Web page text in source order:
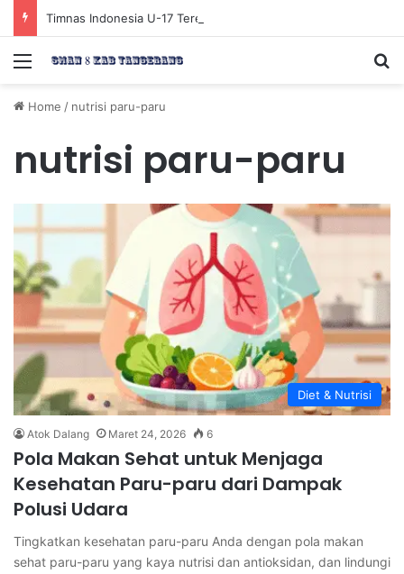
Menu
Home / nutrisi paru-paru
nutrisi paru-paru
Diet & Nutrisi
Atok Dalang Maret 24, 2026 6
Pola Makan Sehat untuk Menjaga
Kesehatan Paru-paru dari Dampak
Polusi Udara
Tingkatkan kesehatan paru-paru Anda dengan pola makan
sehat paru-paru yang kaya nutrisi dan antioksidan, dan lindungi